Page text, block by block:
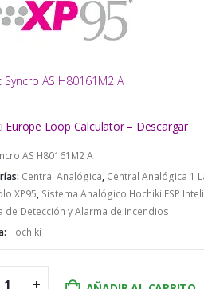
Syncro AS H80161M2 A
Europe Loop Calculator – Descargar
AS H80161M2 A
Central Analógica, Central Analógica 1
XP95, Sistema Analógico Hochiki ESP
de Detección y Alarma de Incendios
Hochiki